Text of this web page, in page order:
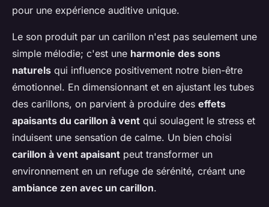
pour une expérience auditive unique.
Le son produit par un carillon n'est pas seulement une
simple mélodie; c'est une harmonie des sons
naturels qui influence positivement notre bien-être
émotionnel. En dimensionnant et en ajustant les tubes
des carillons, on parvient à produire des effets
apaisants du carillon à vent qui soulagent le stress et
induisent une sensation de calme. Un bien choisi
carillon à vent apaisant peut transformer un
environnement en un refuge de sérénité, créant une
ambiance zen avec un carillon.